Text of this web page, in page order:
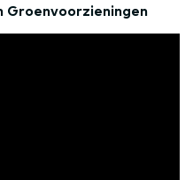
Groenvoorzieningen